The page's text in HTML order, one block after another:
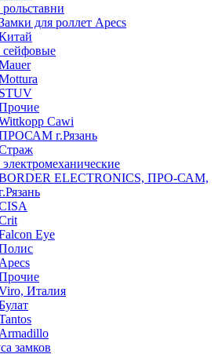
для роллет Apecs
сейфовые
STUV
Cawi
г.Рязань
ELECTRONICS, ПРО-САМ,
Eye
Apecs
Италия
Armadillo
замков